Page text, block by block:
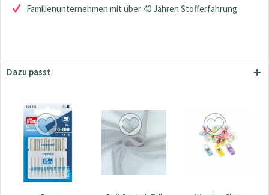
Familienunternehmen mit über 40 Jahren Stofferfahrung
Dazu passt